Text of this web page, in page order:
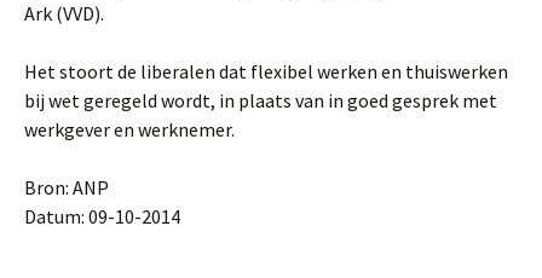
Ark (VVD).
Het stoort de liberalen dat flexibel werken en thuiswerken
bij wet geregeld wordt, in plaats van in goed gesprek met
werkgever en werknemer.
Bron: ANP
Datum: 09-10-2014